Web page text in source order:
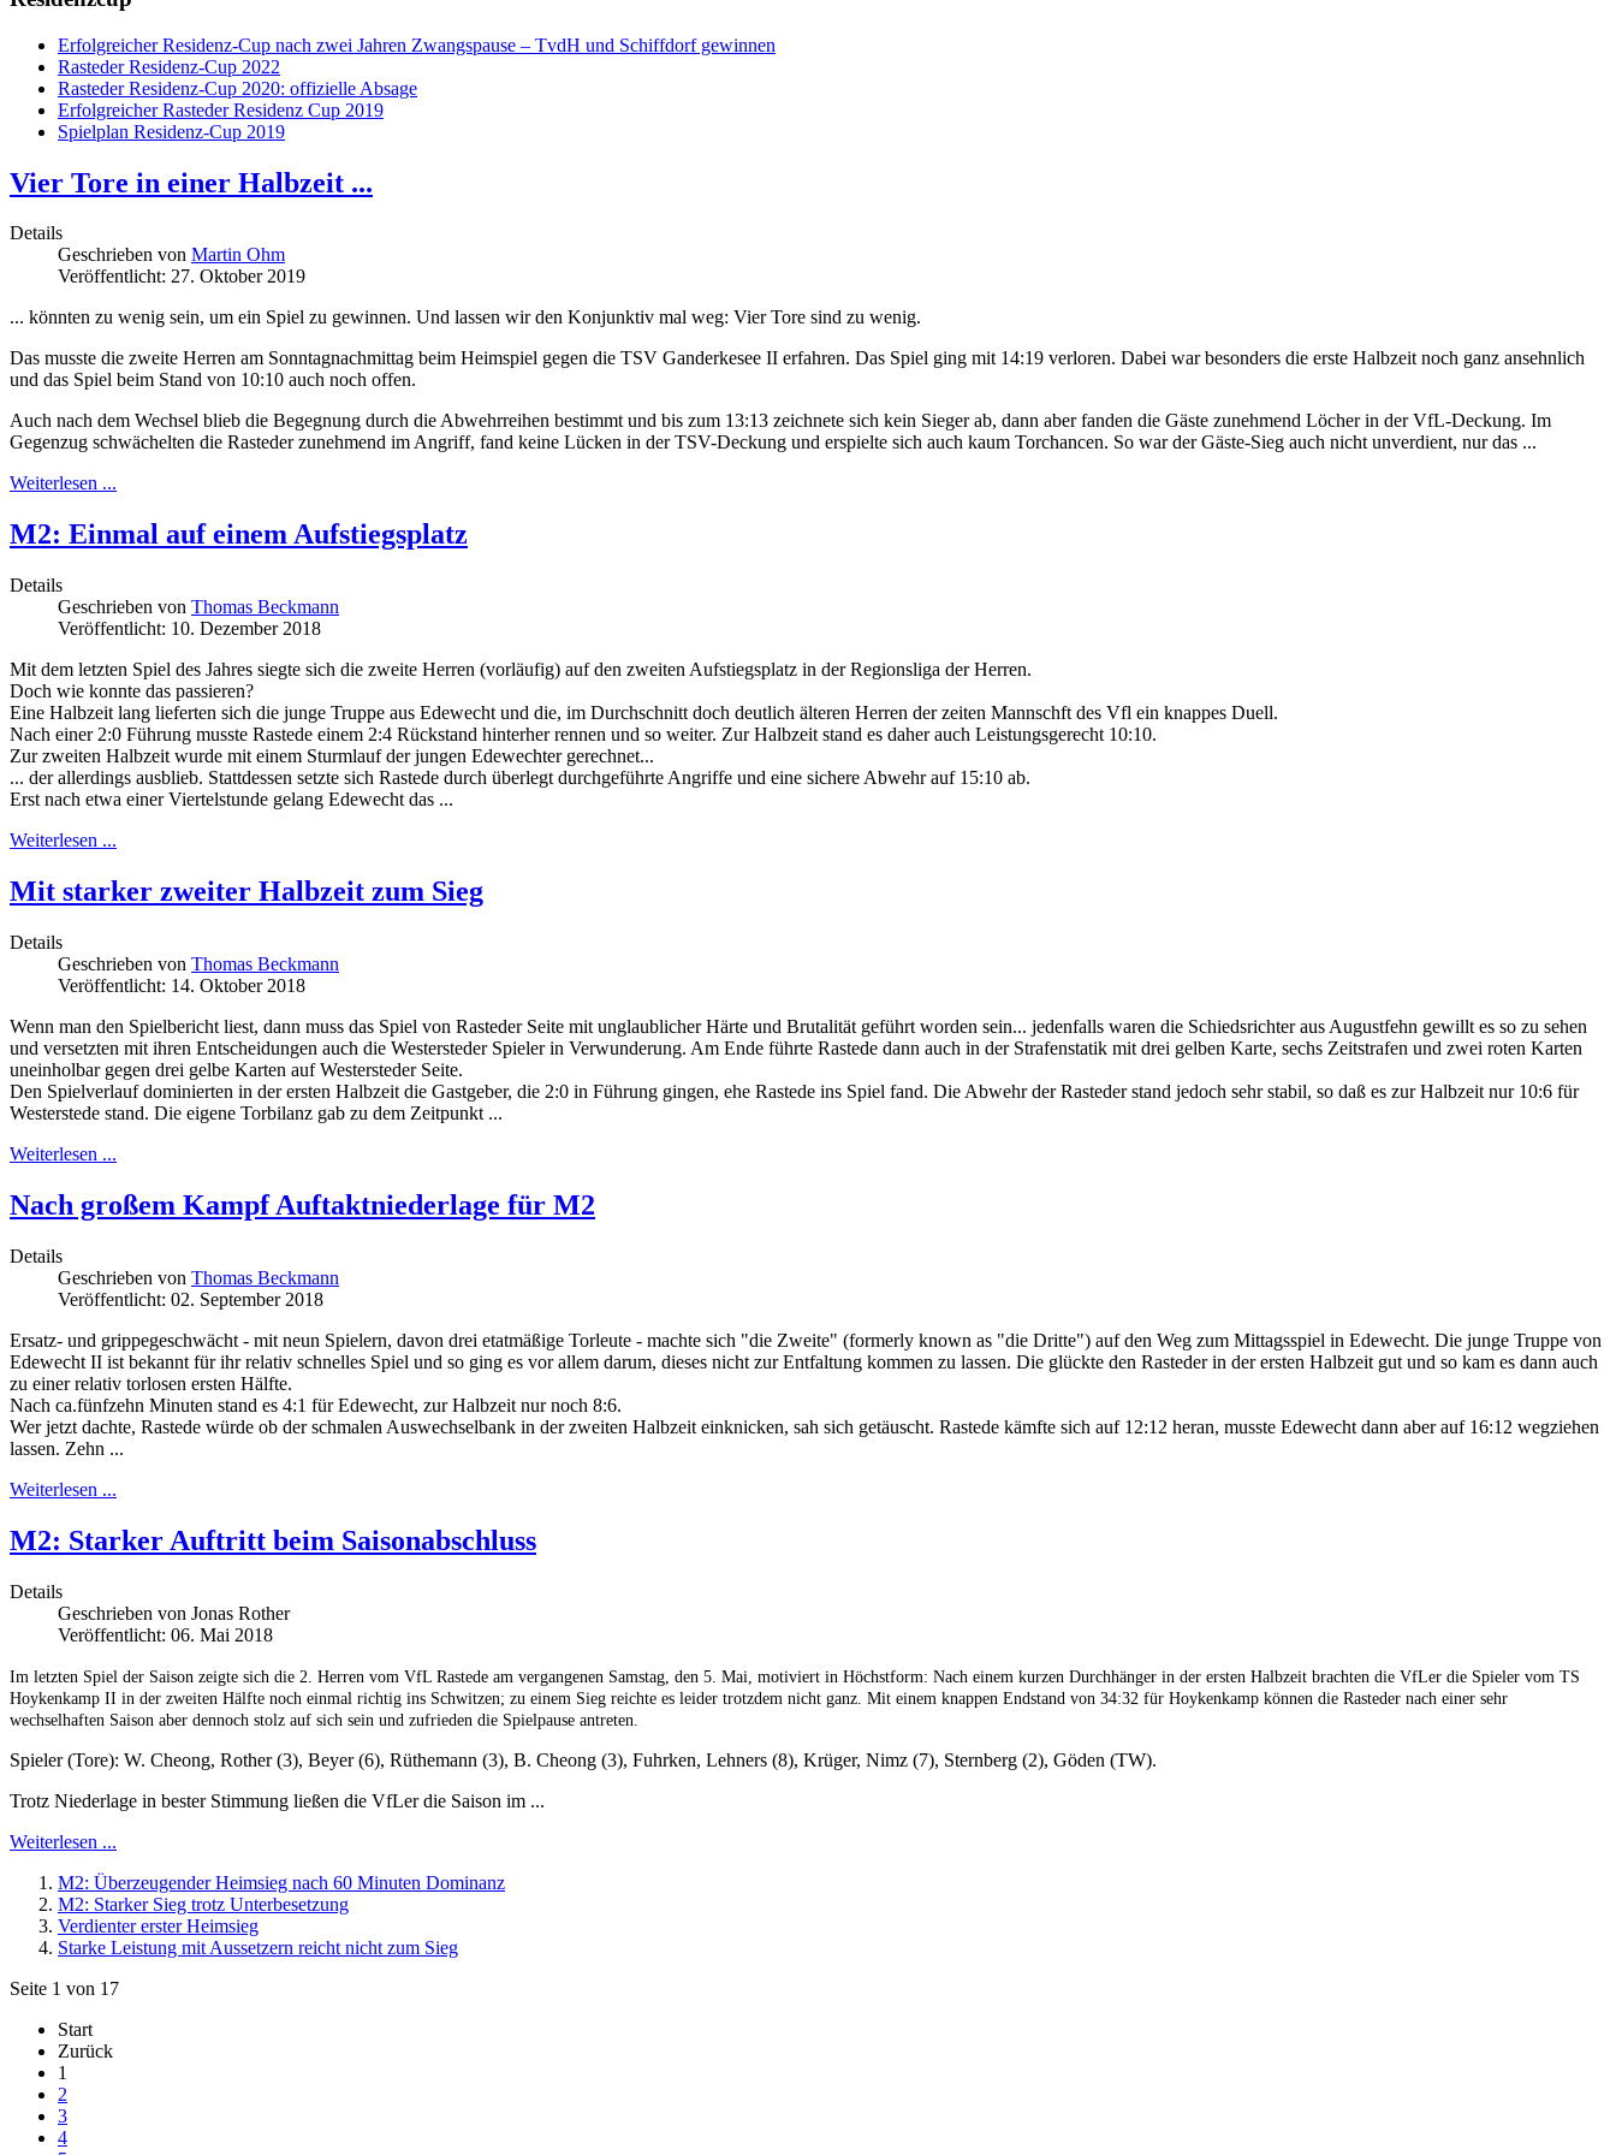
Erfolgreicher Residenz-Cup nach zwei Jahren Zwangspause – TvdH und Schiffdorf gewinnen
Rasteder Residenz-Cup 2022
Rasteder Residenz-Cup 2020: offizielle Absage
Erfolgreicher Rasteder Residenz Cup 2019
Spielplan Residenz-Cup 2019
Vier Tore in einer Halbzeit ...
Details
Geschrieben von Martin Ohm
Veröffentlicht: 27. Oktober 2019
... könnten zu wenig sein, um ein Spiel zu gewinnen. Und lassen wir den Konjunktiv mal weg: Vier Tore sind zu wenig.
Das musste die zweite Herren am Sonntagnachmittag beim Heimspiel gegen die TSV Ganderkesee II erfahren. Das Spiel ging mit 14:19 verloren. Dabei war besonders die erste Halbzeit noch ganz ansehnlich
und das Spiel beim Stand von 10:10 auch noch offen.
Auch nach dem Wechsel blieb die Begegnung durch die Abwehrreihen bestimmt und bis zum 13:13 zeichnete sich kein Sieger ab, dann aber fanden die Gäste zunehmend Löcher in der VfL-Deckung. Im
Gegenzug schwächelten die Rasteder zunehmend im Angriff, fand keine Lücken in der TSV-Deckung und erspielte sich auch kaum Torchancen. So war der Gäste-Sieg auch nicht unverdient, nur das ...
Weiterlesen ...
M2: Einmal auf einem Aufstiegsplatz
Details
Geschrieben von Thomas Beckmann
Veröffentlicht: 10. Dezember 2018
Mit dem letzten Spiel des Jahres siegte sich die zweite Herren (vorläufig) auf den zweiten Aufstiegsplatz in der Regionsliga der Herren.
Doch wie konnte das passieren?
Eine Halbzeit lang lieferten sich die junge Truppe aus Edewecht und die, im Durchschnitt doch deutlich älteren Herren der zeiten Mannschft des Vfl ein knappes Duell.
Nach einer 2:0 Führung musste Rastede einem 2:4 Rückstand hinterher rennen und so weiter. Zur Halbzeit stand es daher auch Leistungsgerecht 10:10.
Zur zweiten Halbzeit wurde mit einem Sturmlauf der jungen Edewechter gerechnet...
... der allerdings ausblieb. Stattdessen setzte sich Rastede durch überlegt durchgeführte Angriffe und eine sichere Abwehr auf 15:10 ab.
Erst nach etwa einer Viertelstunde gelang Edewecht das ...
Weiterlesen ...
Mit starker zweiter Halbzeit zum Sieg
Details
Geschrieben von Thomas Beckmann
Veröffentlicht: 14. Oktober 2018
Wenn man den Spielbericht liest, dann muss das Spiel von Rasteder Seite mit unglaublicher Härte und Brutalität geführt worden sein... jedenfalls waren die Schiedsrichter aus Augustfehn gewillt es so zu sehen
und versetzten mit ihren Entscheidungen auch die Westersteder Spieler in Verwunderung. Am Ende führte Rastede dann auch in der Strafenstatik mit drei gelben Karte, sechs Zeitstrafen und zwei roten Karten
uneinholbar gegen drei gelbe Karten auf Westersteder Seite.
Den Spielverlauf dominierten in der ersten Halbzeit die Gastgeber, die 2:0 in Führung gingen, ehe Rastede ins Spiel fand. Die Abwehr der Rasteder stand jedoch sehr stabil, so daß es zur Halbzeit nur 10:6 für
Westerstede stand. Die eigene Torbilanz gab zu dem Zeitpunkt ...
Weiterlesen ...
Nach großem Kampf Auftaktniederlage für M2
Details
Geschrieben von Thomas Beckmann
Veröffentlicht: 02. September 2018
Ersatz- und grippegeschwächt - mit neun Spielern, davon drei etatmäßige Torleute - machte sich "die Zweite" (formerly known as "die Dritte") auf den Weg zum Mittagsspiel in Edewecht. Die junge Truppe von
Edewecht II ist bekannt für ihr relativ schnelles Spiel und so ging es vor allem darum, dieses nicht zur Entfaltung kommen zu lassen. Die glückte den Rasteder in der ersten Halbzeit gut und so kam es dann auch
zu einer relativ torlosen ersten Hälfte.
Nach ca.fünfzehn Minuten stand es 4:1 für Edewecht, zur Halbzeit nur noch 8:6.
Wer jetzt dachte, Rastede würde ob der schmalen Auswechselbank in der zweiten Halbzeit einknicken, sah sich getäuscht. Rastede kämfte sich auf 12:12 heran, musste Edewecht dann aber auf 16:12 wegziehen
lassen. Zehn ...
Weiterlesen ...
M2: Starker Auftritt beim Saisonabschluss
Details
Geschrieben von Jonas Rother
Veröffentlicht: 06. Mai 2018
Im letzten Spiel der Saison zeigte sich die 2. Herren vom VfL Rastede am vergangenen Samstag, den 5. Mai, motiviert in Höchstform: Nach einem kurzen Durchhänger in der ersten Halbzeit brachten die VfLer die Spieler vom TS
Hoykenkamp II in der zweiten Hälfte noch einmal richtig ins Schwitzen; zu einem Sieg reichte es leider trotzdem nicht ganz. Mit einem knappen Endstand von 34:32 für Hoykenkamp können die Rasteder nach einer sehr
wechselhaften Saison aber dennoch stolz auf sich sein und zufrieden die Spielpause antreten.
Spieler (Tore): W. Cheong, Rother (3), Beyer (6), Rüthemann (3), B. Cheong (3), Fuhrken, Lehners (8), Krüger, Nimz (7), Sternberg (2), Göden (TW).
Trotz Niederlage in bester Stimmung ließen die VfLer die Saison im ...
Weiterlesen ...
M2: Überzeugender Heimsieg nach 60 Minuten Dominanz
M2: Starker Sieg trotz Unterbesetzung
Verdienter erster Heimsieg
Starke Leistung mit Aussetzern reicht nicht zum Sieg
Seite 1 von 17
Start
Zurück
1
2
3
4